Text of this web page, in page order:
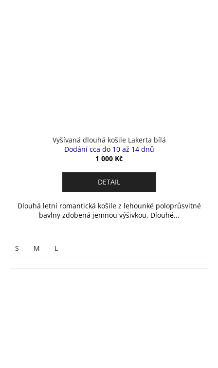
Vyšívaná dlouhá košile Lakerta bílá
Dodání cca do 10 až 14 dnů
1 000 Kč
DETAIL
Dlouhá letní romantická košile z lehounké poloprůsvitné
bavlny zdobená jemnou výšivkou. Dlouhé...
S M L